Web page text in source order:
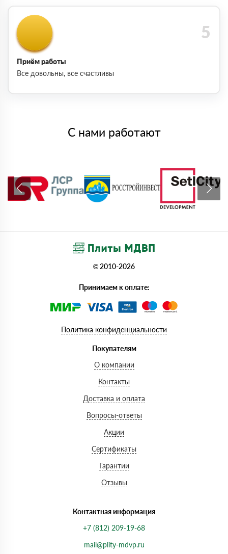
Приём работы
Все довольны, все счастливы
С нами работают
© 2010-2026
Принимаем к оплате:
Политика конфиденциальности
Покупателям
О компании
Контакты
Доставка и оплата
Вопросы-ответы
Акции
Сертификаты
Гарантии
Отзывы
Контактная информация
+7 (812) 209-19-68
mail@plity-mdvp.ru